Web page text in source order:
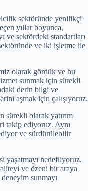
sektöründe yenilikçi
yıllar boyunca,
ve sektördeki standartları
ve iki işletme ile
olarak gördük ve bu
sunmak için sürekli
derin bilgi ve
aşmak için çalışıyoruz.
sürekli olarak yatırım
takip ediyoruz. Aynı
ve sürdürülebilir
yaşatmayı hedefliyoruz.
ve özeni bir araya
sunmayı